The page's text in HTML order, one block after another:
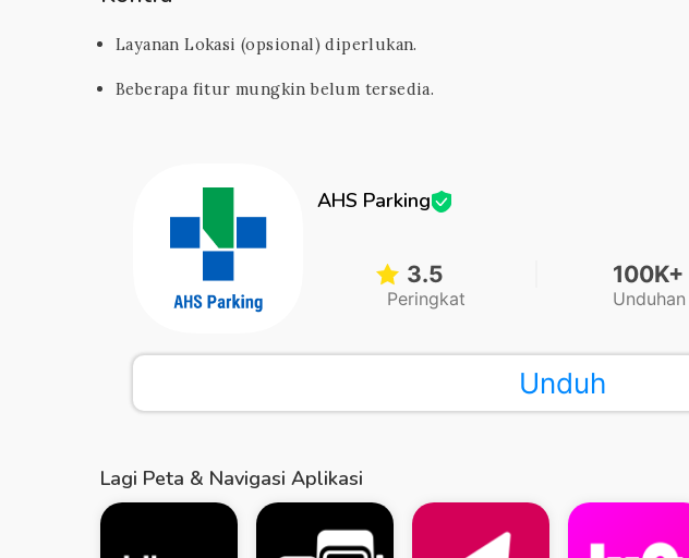
Layanan Lokasi (opsional) diperlukan.
Beberapa fitur mungkin belum tersedia.
AHS Parking
3.5
Peringkat
100K+
Unduhan
Unduh
Lagi Peta & Navigasi Aplikasi